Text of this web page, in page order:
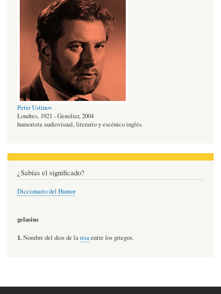
Peter Ustinov
Londres, 1921 - Genolier, 2004
humorista audiovisual, literario y escénico inglés.
¿Sabías el significado?
Diccionario del Humor
gelasius
1.Nombre del dios de larisaentre los griegos.